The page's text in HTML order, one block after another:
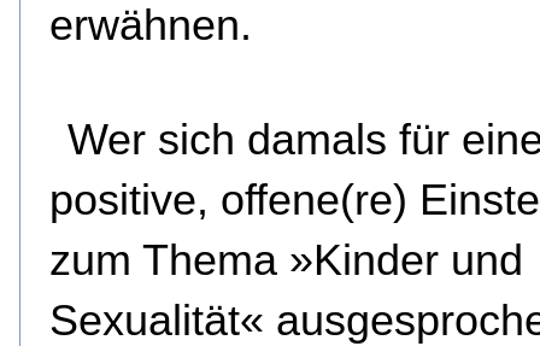
erwähnen.
Wer sich damals für
positive, offene(re)
zum Thema »Kinder und
Sexualität«